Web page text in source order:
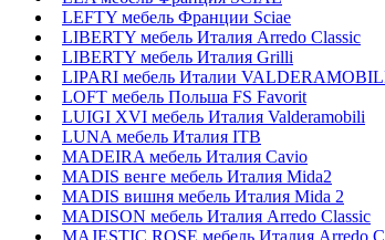
LEFTY мебель Франции Sciae
LIBERTY мебель Италия Arredo Classic
LIBERTY мебель Италия Grilli
LIPARI мебель Италии
LOFT мебель Польша FS Favorit
LUIGI XVI мебель Италия Valderamobili
LUNA мебель Италия ITB
MADEIRA мебель Италия Cavio
MADIS венге мебель Италия Mida2
MADIS вишня мебель Италия Mida 2
MADISON мебель Италия Arredo Classic
MAJESTIC ROSE мебель Италия Arredo